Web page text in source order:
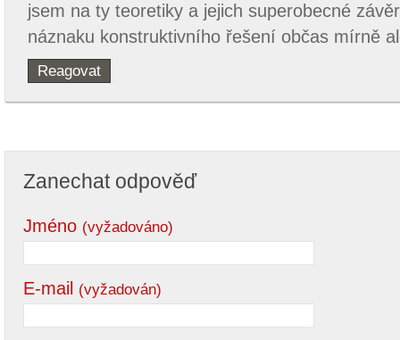
jsem na ty teoretiky a jejich superobecné
náznaku konstruktivního řešení občas mírně
Reagovat
Zanechat odpověď
Jméno (vyžadováno)
E-mail (vyžadován)